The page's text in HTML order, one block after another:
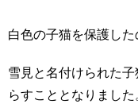
白色の子猫を保護した
雪見と名付けられた
らすこととなりました。